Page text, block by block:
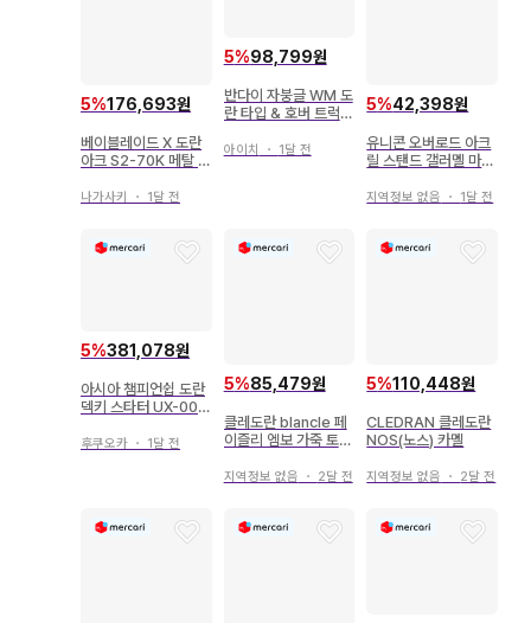
5%176,693원
베이블레이드 X 도란
아크 S2-70K 메탈 코
나가사키 ・ 1달 전
5%98,799원
반다이 자붕글 WM 도
란 타입 & 호버 트럭
아이치 ・ 1달 전
5%42,398원
유니콘 오버로드 아크
릴 스탠드 갤러멜 마르
지역정보 없음 ・ 1달 전
5%381,078원
아시아 챔피언쉽 도란
덱키 스타터 UX-00
후쿠오카 ・ 1달 전
5%85,479원
클레도란 blancle 페
이즐리 엠보 가죽 토트
지역정보 없음 ・ 2달 전
5%110,448원
CLEDRAN 클레도란
NOS(노스) 카멜
지역정보 없음 ・ 2달 전